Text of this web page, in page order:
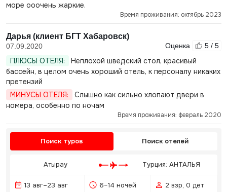
море ооочень жаркие.
Время проживания: октябрь 2023
Дарья (клиент БГТ Хабаровск)
07.09.2020 Оценка 5 / 5
ПЛЮСЫ ОТЕЛЯ:
Неплохой шведский стол, красивый
бассейн, в целом очень хороший отель, к персоналу никаких
претензий
МИНУСЫ ОТЕЛЯ:
Слышно как сильно хлопают двери в
номера, особенно по ночам
Время проживания: февраль 2020
Поиск туров Поиск отелей
Атырау Турция: АНТАЛЬЯ
13 авг–23 авг 6–14 ночей 2 взр, 0 дет